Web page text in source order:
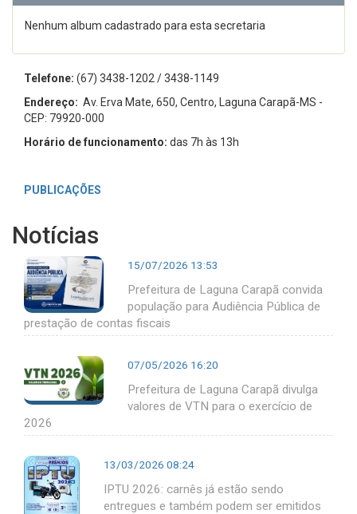
Nenhum album cadastrado para esta secretaria
Telefone: (67) 3438-1202 / 3438-1149
Endereço: Av. Erva Mate, 650, Centro, Laguna Carapã-MS -
CEP: 79920-000
Horário de funcionamento: das 7h às 13h
PUBLICAÇÕES
Notícias
15/07/2026 13:53
Prefeitura de Laguna Carapã convida
população para Audiência Pública de
prestação de contas fiscais
07/05/2026 16:20
Prefeitura de Laguna Carapã divulga
valores de VTN para o exercício de
2026
13/03/2026 08:24
IPTU 2026: carnês já estão sendo
entregues e também podem ser emitidos